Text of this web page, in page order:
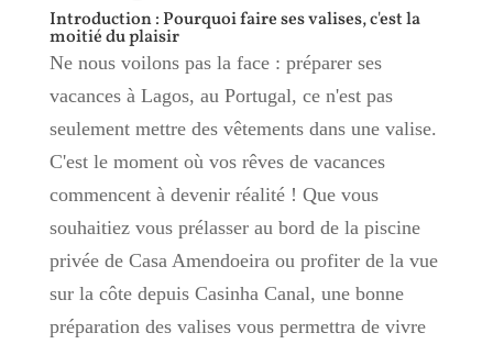
Introduction : Pourquoi faire ses valises, c'est la
moitié du plaisir
Ne nous voilons pas la face : préparer ses
vacances à Lagos, au Portugal, ce n'est pas
seulement mettre des vêtements dans une valise.
C'est le moment où vos rêves de vacances
commencent à devenir réalité ! Que vous
souhaitiez vous prélasser au bord de la piscine
privée de Casa Amendoeira ou profiter de la vue
sur la côte depuis Casinha Canal, une bonne
préparation des valises vous permettra de vivre